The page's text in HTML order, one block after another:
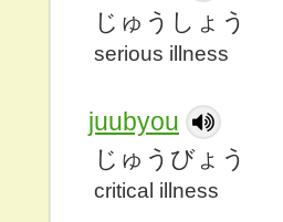
じゅうしょう
serious illness
juubyou
じゅうびょう
critical illness